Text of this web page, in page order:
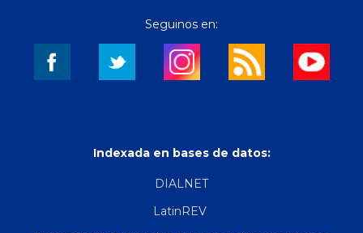
Seguinos en:
Indexada en bases de datos:
DIALNET
LatinREV